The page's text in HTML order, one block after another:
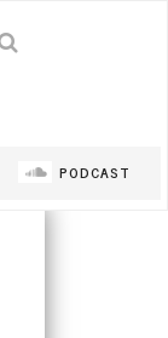
PODCAST